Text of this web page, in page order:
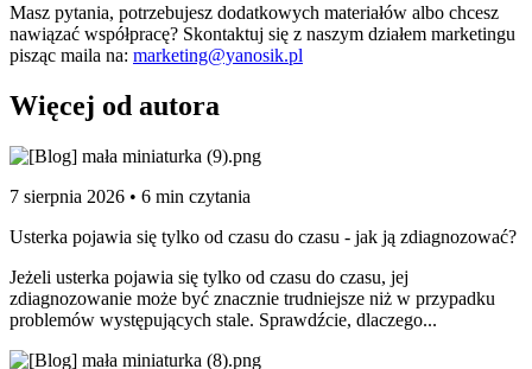
Masz pytania, potrzebujesz dodatkowych materiałów albo chcesz
nawiązać współpracę? Skontaktuj się z naszym działem marketingu
pisząc maila na: marketing@yanosik.pl
Więcej od autora
7 sierpnia 2026 • 6 min czytania
Usterka pojawia się tylko od czasu do czasu - jak ją zdiagnozować?
Jeżeli usterka pojawia się tylko od czasu do czasu, jej
zdiagnozowanie może być znacznie trudniejsze niż w przypadku
problemów występujących stale. Sprawdźcie, dlaczego...